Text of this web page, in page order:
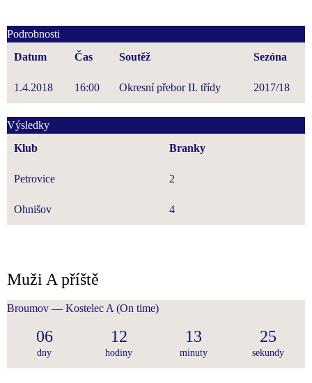
Podrobnosti
Datum
Čas Soutěž Sezóna
1.4.2018 16:00 Okresní přebor II. třídy 2017/18
Výsledky
Klub
Branky
Petrovice 2
Ohnišov 4
Muži A příště
Broumov — Kostelec A (On time)
06
dny
12
hodiny
13
minuty
25
sekundy